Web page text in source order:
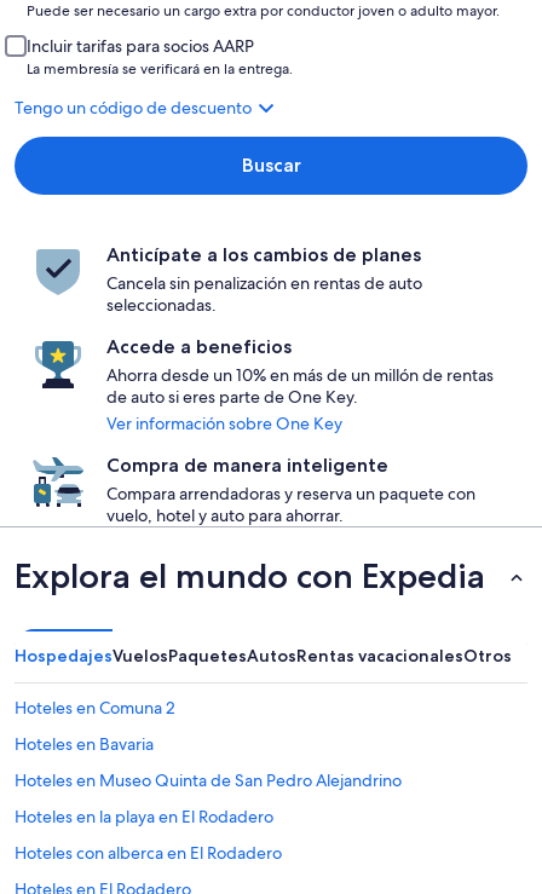
Puede ser necesario un cargo extra por conductor joven o adulto mayor.
Incluir tarifas para socios AARP
La membresía se verificará en la entrega.
Tengo un código de descuento
Buscar
Anticípate a los cambios de planes
Cancela sin penalización en rentas de auto
seleccionadas.
Accede a beneficios
Ahorra desde un 10% en más de un millón de rentas
de auto si eres parte de One Key.
Ver información sobre One Key
Compra de manera inteligente
Compara arrendadoras y reserva un paquete con
vuelo, hotel y auto para ahorrar.
Explora el mundo con Expedia
HospedajesVuelosPaquetesAutosRentas vacacionalesOtros
Hoteles en Comuna 2
Hoteles en Bavaria
Hoteles en Museo Quinta de San Pedro Alejandrino
Hoteles en la playa en El Rodadero
Hoteles con alberca en El Rodadero
Hoteles en El Rodadero